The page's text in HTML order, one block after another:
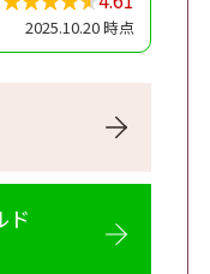
2025.10.20 時点
ド